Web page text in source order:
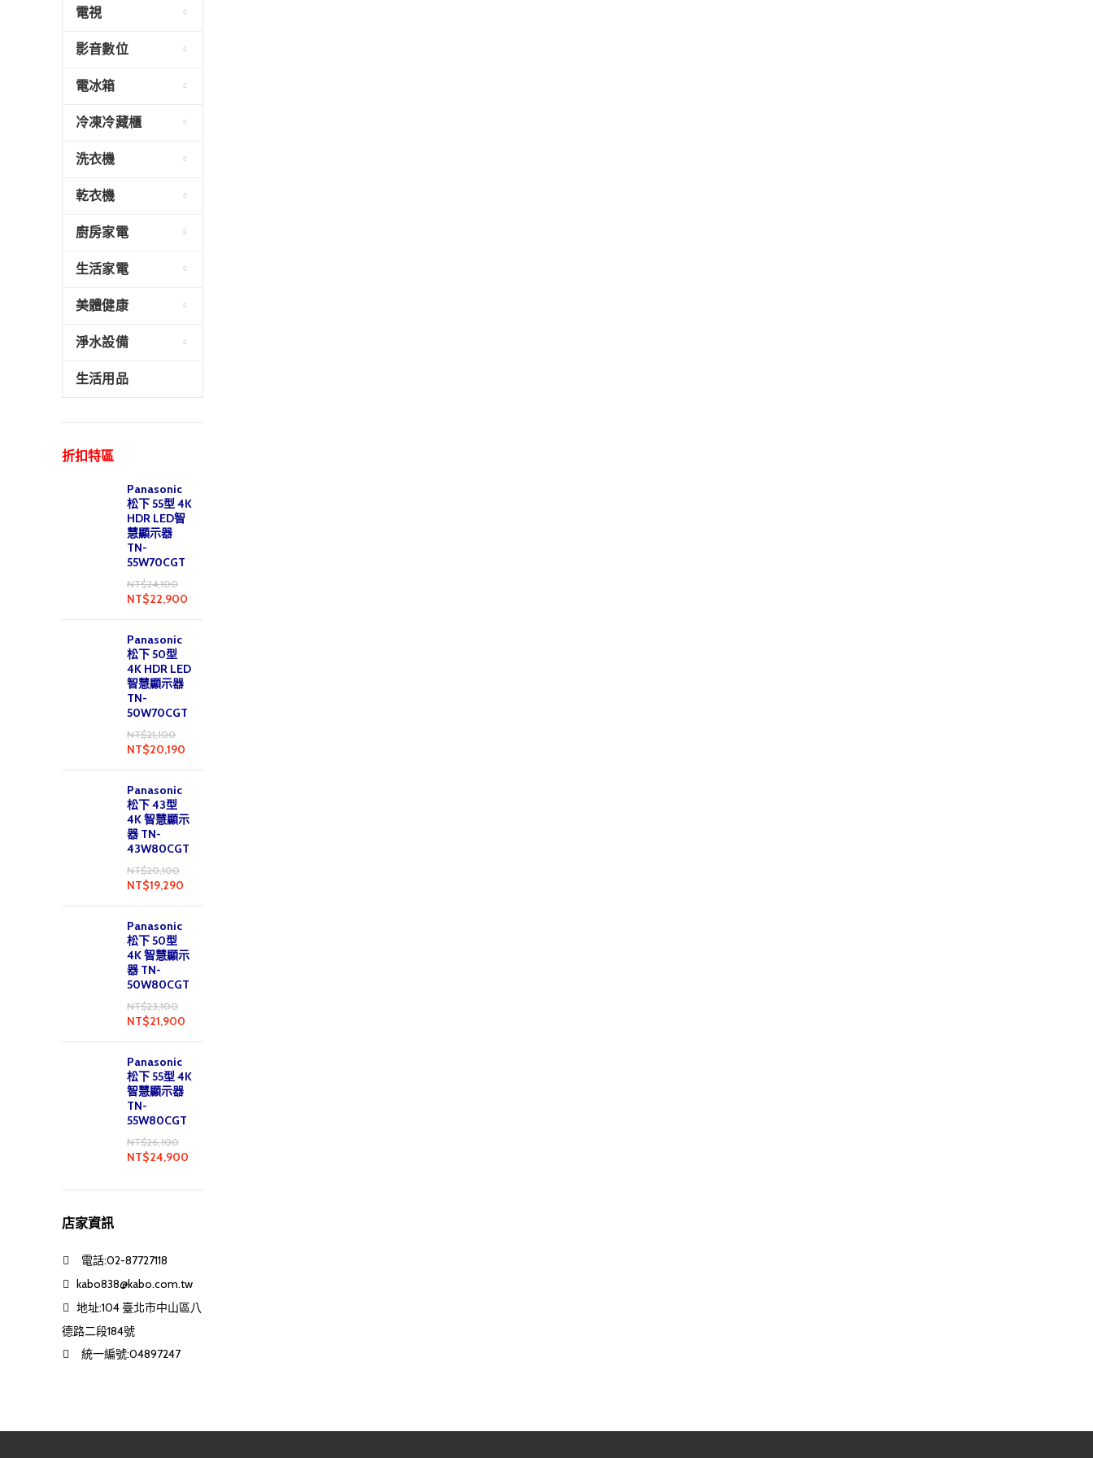
電視
影音數位
電冰箱
冷凍冷藏櫃
洗衣機
乾衣機
廚房家電
生活家電
美體健康
淨水設備
生活用品
折扣特區
Panasonic
松下 55型 4K
HDR LED智
慧顯示器
TN-
55W70CGT
NT$24,100
NT$22,900
Panasonic
松下 50型
4K HDR LED
智慧顯示器
TN-
50W70CGT
NT$21,100
NT$20,190
Panasonic
松下 43型
4K 智慧顯示
器 TN-
43W80CGT
NT$20,100
NT$19,290
Panasonic
松下 50型
4K 智慧顯示
器 TN-
50W80CGT
NT$23,100
NT$21,900
Panasonic
松下 55型 4K
智慧顯示器
TN-
55W80CGT
NT$26,100
NT$24,900
店家資訊
電話:02-87727118
kabo838@kabo.com.tw
地址:104 臺北市中山區八
德路二段184號
統一編號:04897247